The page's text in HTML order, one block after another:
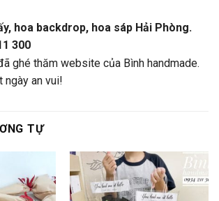
hoa backdrop, hoa sáp Hải Phòng.
300
ghé thăm website của Bình handmade.
ngày an vui!
TỰ